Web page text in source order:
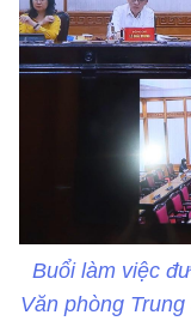
Buổi làm việc
Văn phòng